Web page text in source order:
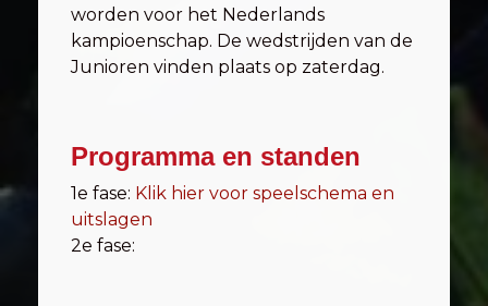
worden voor het Nederlands
kampioenschap. De wedstrijden van de
Junioren vinden plaats op zaterdag.
Programma en standen
1e fase: Klik hier voor speelschema en
uitslagen
2e fase: